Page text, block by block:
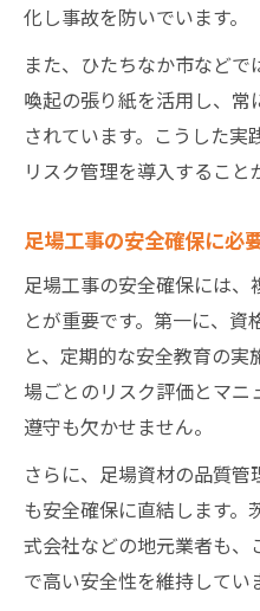
化し事故を防いでいます。
また、ひたちなか市など
喚起の張り紙を活用し、
されています。こうした実
リスク管理を導入すること
足場工事の安全確保に必
足場工事の安全確保には
とが重要です。第一に、
と、定期的な安全教育の
場ごとのリスク評価とマ
遵守も欠かせません。
さらに、足場資材の品質
も安全確保に直結します。
式会社などの地元業者も、
で高い安全性を維持してい